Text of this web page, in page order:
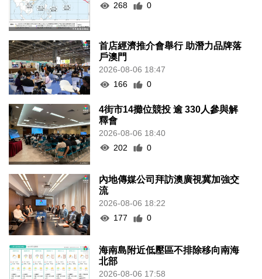
268
0
首店經濟推介會舉行 助潛力品牌落
戶澳門
2026-08-06 18:47
166
0
4街市14攤位競投 逾 330人參與解
釋會
2026-08-06 18:40
202
0
內地傳媒公司拜訪澳廣視冀加強交
流
2026-08-06 18:22
177
0
海南島附近低壓區不排除移向南海
北部
2026-08-06 17:58